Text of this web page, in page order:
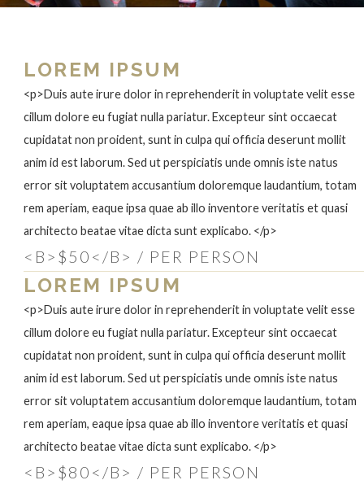
LOREM IPSUM
<p>Duis aute irure dolor in reprehenderit in voluptate velit esse
cillum dolore eu fugiat nulla pariatur. Excepteur sint occaecat
cupidatat non proident, sunt in culpa qui officia deserunt mollit
anim id est laborum. Sed ut perspiciatis unde omnis iste natus
error sit voluptatem accusantium doloremque laudantium, totam
rem aperiam, eaque ipsa quae ab illo inventore veritatis et quasi
architecto beatae vitae dicta sunt explicabo. </p>
<B>$50</B> / PER PERSON
LOREM IPSUM
<p>Duis aute irure dolor in reprehenderit in voluptate velit esse
cillum dolore eu fugiat nulla pariatur. Excepteur sint occaecat
cupidatat non proident, sunt in culpa qui officia deserunt mollit
anim id est laborum. Sed ut perspiciatis unde omnis iste natus
error sit voluptatem accusantium doloremque laudantium, totam
rem aperiam, eaque ipsa quae ab illo inventore veritatis et quasi
architecto beatae vitae dicta sunt explicabo. </p>
<B>$80</B> / PER PERSON